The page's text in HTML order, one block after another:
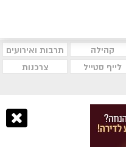
קהילה
תרבות ואירועים
לייף סטייל
צרכנות